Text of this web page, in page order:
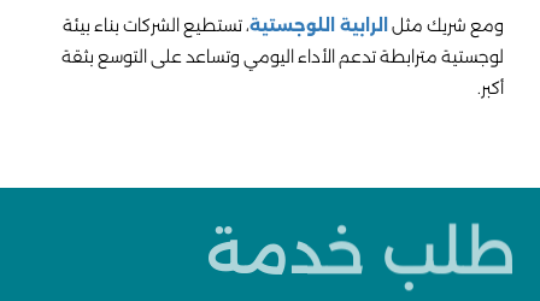
ومع شريك مثل الرابية اللوجستية، تستطيع الشركات بناء بيئة
لوجستية مترابطة تدعم الأداء اليومي وتساعد على التوسع بثقة
أكبر.
طلب خدمة